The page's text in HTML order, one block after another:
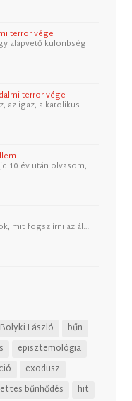
terror vége
alapvető különbség
terror vége
az igaz, a katolikus…
10 év után olvasom,
mit fogsz írni az ál…
Bolyki László
bűn
episztemológia
exodusz
bűnhődés
hit